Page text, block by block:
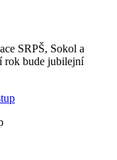
SRPŠ, Sokol a
rok bude jubilejní